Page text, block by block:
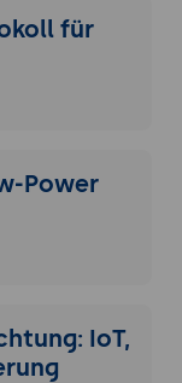
für
Power
IoT,